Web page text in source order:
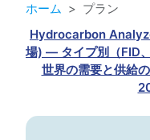
ホーム
プラン
Hydrocarbon
場) — タイプ別（FID
世界の需要と供給